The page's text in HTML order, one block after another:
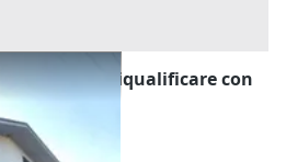
uffici da riqualificare con